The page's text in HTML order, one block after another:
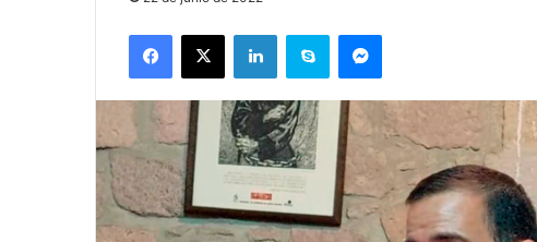
Facebook
X LinkedInSkype Messenger